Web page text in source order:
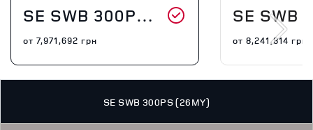
SE SWB 300PS (26MY)
от 7,971,692 грн
SE SWB
от 8,241,814 грн
SE SWB 300PS (26MY)